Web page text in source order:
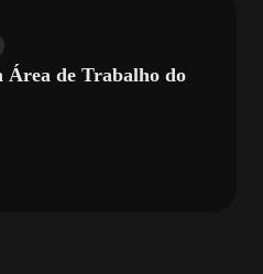
Área de Trabalho do